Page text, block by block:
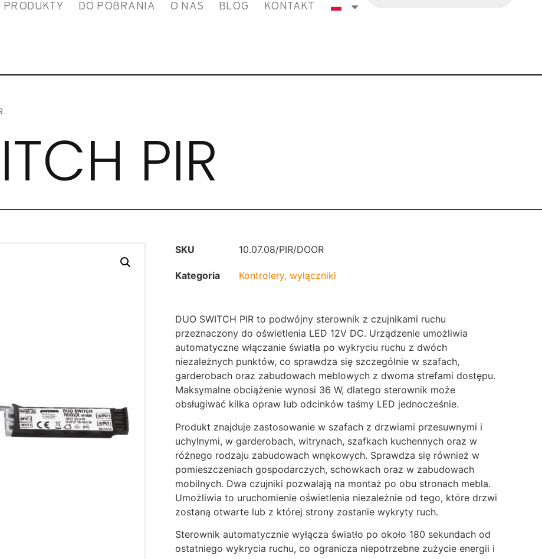
PRODUKTY DO POBRANIA O NAS BLOG KONTAKT
PIR
SKU 10.07.08/PIR/DOOR
Kategoria Kontrolery, wyłączniki
DUO SWITCH PIR to podwójny sterownik z czujnikami ruchu
przeznaczony do oświetlenia LED 12V DC. Urządzenie umożliwia
automatyczne włączanie światła po wykryciu ruchu z dwóch
niezależnych punktów, co sprawdza się szczególnie w szafach,
garderobach oraz zabudowach meblowych z dwoma strefami dostępu.
Maksymalne obciążenie wynosi 36 W, dlatego sterownik może
obsługiwać kilka opraw lub odcinków taśmy LED jednocześnie.
Produkt znajduje zastosowanie w szafach z drzwiami przesuwnymi i
uchylnymi, w garderobach, witrynach, szafkach kuchennych oraz w
różnego rodzaju zabudowach wnękowych. Sprawdza się również w
pomieszczeniach gospodarczych, schowkach oraz w zabudowach
mobilnych. Dwa czujniki pozwalają na montaż po obu stronach mebla.
Umożliwia to uruchomienie oświetlenia niezależnie od tego, które drzwi
zostaną otwarte lub z której strony zostanie wykryty ruch.
Sterownik automatycznie wyłącza światło po około 180 sekundach od
ostatniego wykrycia ruchu, co ogranicza niepotrzebne zużycie energii i